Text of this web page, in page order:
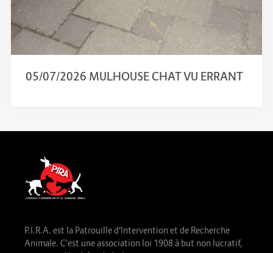
05/07/2026 MULHOUSE CHAT VU ERRANT
P.I.R.A. est la Patrouille d’Intervention et de Recherche
Animale. C’est une association loi 1908 à but non lucratif,